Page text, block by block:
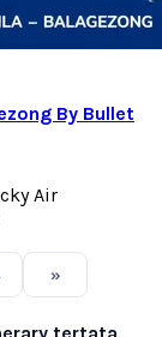
By Bullet
Air
»